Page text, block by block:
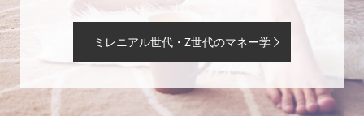
ミレニアル世代・Z世代のマネー学